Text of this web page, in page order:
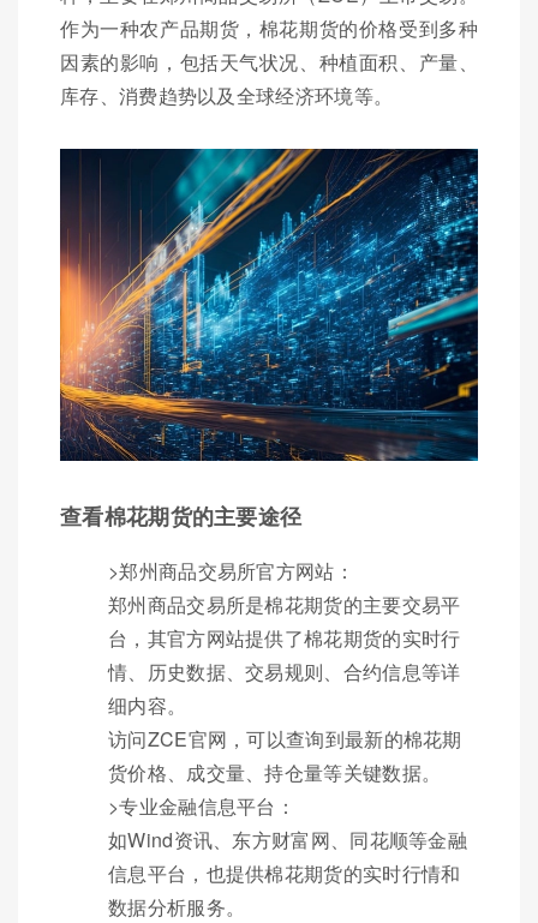
作为一种农产品期货，棉花期货的价格受到多种
因素的影响，包括天气状况、种植面积、产量、
库存、消费趋势以及全球经济环境等。
查看棉花期货的主要途径
>郑州商品交易所官方网站：
郑州商品交易所是棉花期货的主要交易平
台，其官方网站提供了棉花期货的实时行
情、历史数据、交易规则、合约信息等详
细内容。
访问ZCE官网，可以查询到最新的棉花期
货价格、成交量、持仓量等关键数据。
>专业金融信息平台：
如Wind资讯、东方财富网、同花顺等金融
信息平台，也提供棉花期货的实时行情和
数据分析服务。